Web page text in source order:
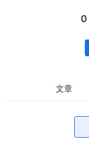
0
文章